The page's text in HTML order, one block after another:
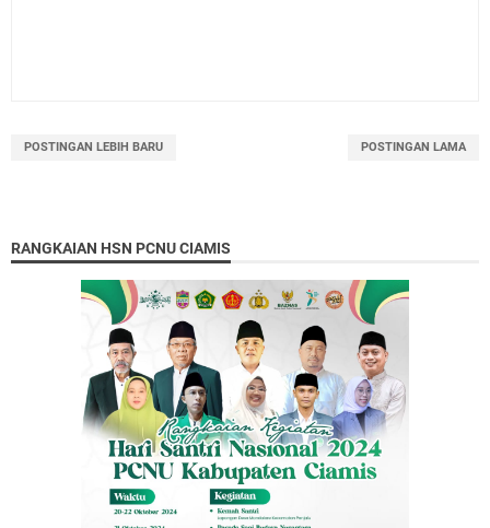
POSTINGAN LEBIH BARU POSTINGAN LAMA
RANGKAIAN HSN PCNU CIAMIS